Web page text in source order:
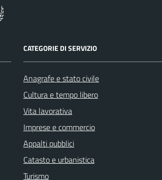
CATEGORIE DI SERVIZIO
Anagrafe e stato civile
Cultura e tempo libero
Vita lavorativa
Imprese e commercio
Appalti pubblici
Catasto e urbanistica
Turismo